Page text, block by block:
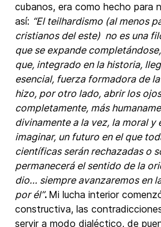
cubanos, era como hecho para
así: “El teilhardismo (al menos
cristianos del este) no es una
que se expande
que, integrado en la historia,
esencial, fuerza formadora de
hizo, por otro lado, abrir los
completamente, más
divinamente a la vez, la moral y
imaginar, un futuro en el que
científicas serán rechazadas o
permanecerá el sentido de la
dio… siempre avanzaremos en
por él”. Mi lucha interior
constructiva, las
servir a modo dialéctico, de